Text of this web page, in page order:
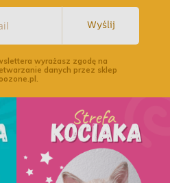
Wyślij
wyrażasz zgodę na
danych przez sklep